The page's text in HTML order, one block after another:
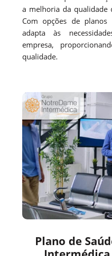
a melhoria da qualidade
Com opções de
adapta às
empresa,
qualidade.
Plano de